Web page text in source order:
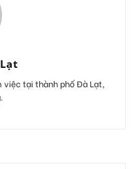
việc tại thành phố Đà Lạt,